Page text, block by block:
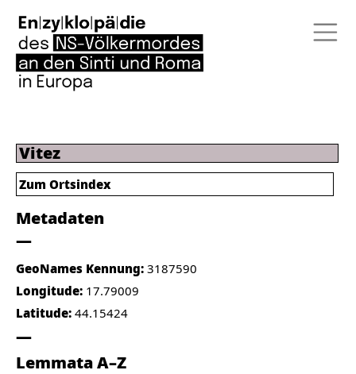
Vitez
Metadaten
GeoNames Kennung: 3187590
Longitude: 17.79009
Latitude: 44.15424
Lemmata A–Z
Zum Ortsindex